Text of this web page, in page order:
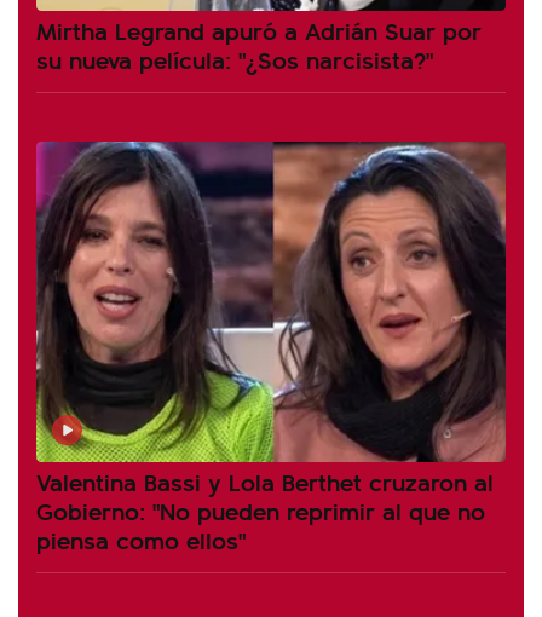
Mirtha Legrand apuró a Adrián Suar por
su nueva película: "¿Sos narcisista?"
Valentina Bassi y Lola Berthet cruzaron al
Gobierno: "No pueden reprimir al que no
piensa como ellos"